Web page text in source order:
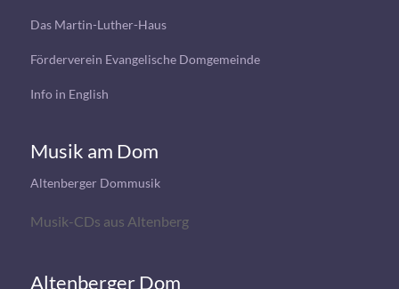
Das Martin-Luther-Haus
Förderverein Evangelische Domgemeinde
Info in English
Musik am Dom
Altenberger Dommusik
Musik-CDs aus Altenberg
Altenberger Dom